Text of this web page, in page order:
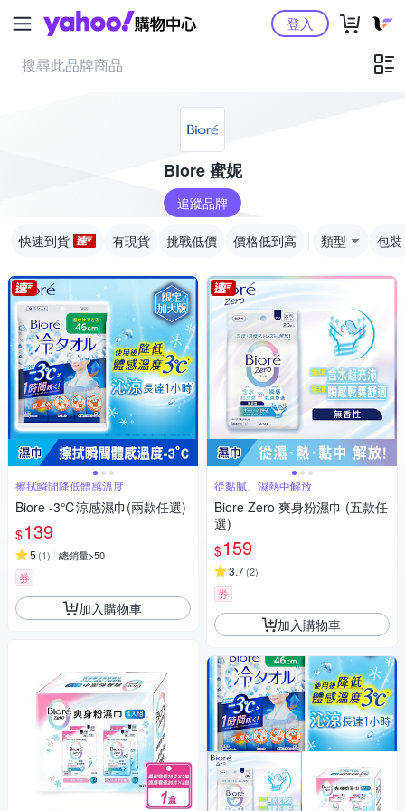
Yahoo購物中心登入
Biore 蜜妮
追蹤品牌
快速到貨 有現貨 挑戰低價 價格低到高 類型 包裝
擦拭瞬間降低體感溫度
Biore -3℃涼感濕巾(兩款任選)
$139
5 (1) 總銷量>50
券
加入購物車
從黏膩、濕熱中解放
Biore Zero 爽身粉濕巾 (五款任
選)
$159
3.7(2)
券
加入購物車